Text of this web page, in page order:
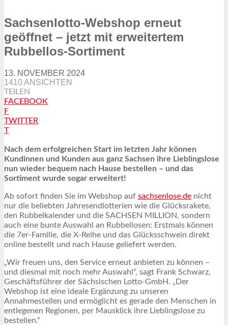
Sachsenlotto-Webshop erneut
geöffnet – jetzt mit erweitertem
Rubbellos-Sortiment
13. NOVEMBER 2024
1410 ANSICHTEN
TEILEN
FACEBOOK
F
TWITTER
T
Nach dem erfolgreichen Start im letzten Jahr können
Kundinnen und Kunden aus ganz Sachsen ihre Lieblingslose
nun wieder bequem nach Hause bestellen – und das
Sortiment wurde sogar erweitert!
Ab sofort finden Sie im Webshop auf sachsenlose.de nicht
nur die beliebten Jahresendlotterien wie die Glücksrakete,
den Rubbelkalender und die SACHSEN MILLION, sondern
auch eine bunte Auswahl an Rubbellosen: Erstmals können
die 7er-Familie, die X-Reihe und das Glücksschwein direkt
online bestellt und nach Hause geliefert werden.
„Wir freuen uns, den Service erneut anbieten zu können –
und diesmal mit noch mehr Auswahl“, sagt Frank Schwarz,
Geschäftsführer der Sächsischen Lotto-GmbH. „Der
Webshop ist eine ideale Ergänzung zu unseren
Annahmestellen und ermöglicht es gerade den Menschen in
entlegenen Regionen, per Mausklick ihre Lieblingslose zu
bestellen.“